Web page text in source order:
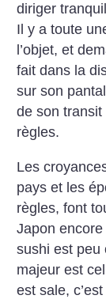
diriger
Il y a toute
l’objet, et
fait dans la
sur son
de son
règles.
Les
pays et les
règles, font
Japon
sushi est peu
majeur est
est sale,